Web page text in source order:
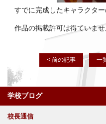
すでに完成したキャラクタ
作品の掲載許可は得ていま
< 前の記事 一
学校ブログ
校長通信